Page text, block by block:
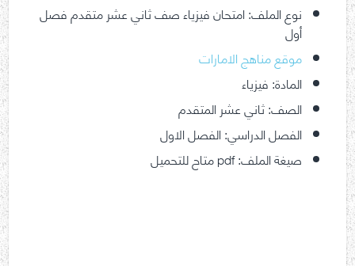
نوع الملف: امتحان فيزياء صف ثاني عشر متقدم فصل
أول
موقع مناهج الامارات
المادة: فيزياء
الصف: ثاني عشر المتقدم
الفصل الدراسي: الفصل الاول
صيغة الملف: pdf متاح للتحميل